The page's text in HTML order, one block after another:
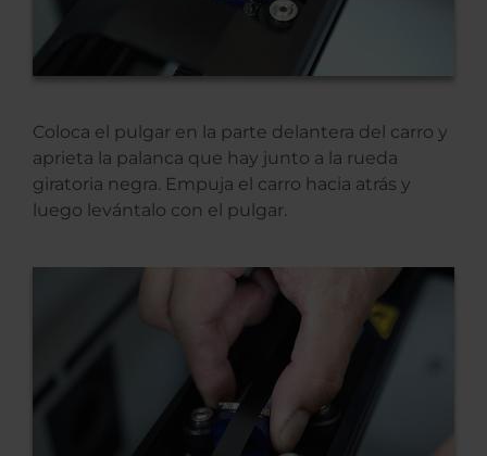
Coloca el pulgar en la parte delantera del carro y
aprieta la palanca que hay junto a la rueda
giratoria negra. Empuja el carro hacia atrás y
luego levántalo con el pulgar.